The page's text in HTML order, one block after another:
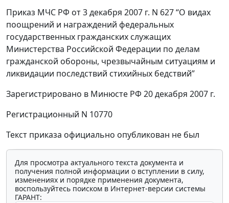
Приказ МЧС РФ от 3 декабря 2007 г. N 627 “О видах
поощрений и награждений федеральных
государственных гражданских служащих
Министерства Российской Федерации по делам
гражданской обороны, чрезвычайным ситуациям и
ликвидации последствий стихийных бедствий”
Зарегистрировано в Минюсте РФ 20 декабря 2007 г.
Регистрационный N 10770
Текст приказа официально опубликован не был
Для просмотра актуального текста документа и
получения полной информации о вступлении в силу,
изменениях и порядке применения документа,
воспользуйтесь поиском в Интернет-версии системы
ГАРАНТ: